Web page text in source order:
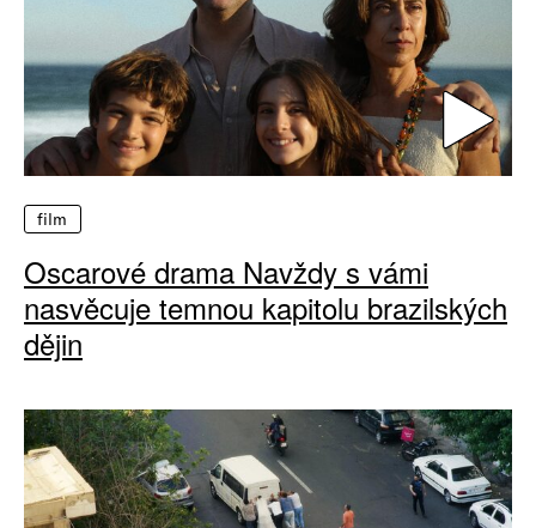
film
Oscarové drama Navždy s vámi
nasvěcuje temnou kapitolu brazilských
dějin